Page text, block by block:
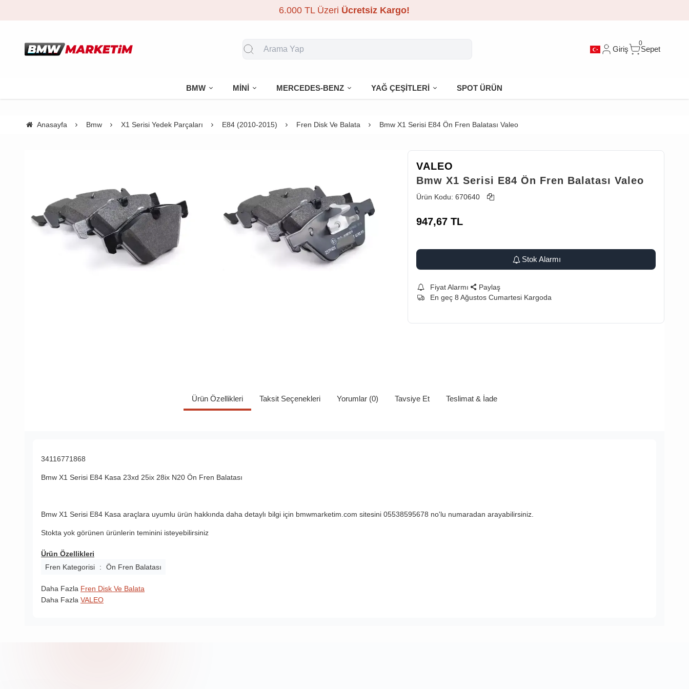
6.000 TL Üzeri Ücretsiz Kargo!
Giriş
0
Sepet
BMW MİNİ MERCEDES-BENZ YAĞ ÇEŞİTLERİ SPOT ÜRÜN
Anasayfa Bmw X1 Serisi Yedek Parçaları E84 (2010-2015) Fren Disk Ve Balata Bmw X1 Serisi E84 Ön Fren Balatası Valeo
VALEO
Bmw X1 Serisi E84 Ön Fren Balatası Valeo
Ürün Kodu: 670640
947,67 TL
Stok Alarmı
Fiyat Alarmı
Paylaş
En geç 8 Ağustos Cumartesi Kargoda
Ürün Özellikleri Taksit Seçenekleri Yorumlar (0) Tavsiye Et Teslimat & İade
34116771868
Bmw X1 Serisi E84 Kasa 23xd 25ix 28ix N20 Ön Fren Balatası
Bmw X1 Serisi E84 Kasa araçlara uyumlu ürün hakkında daha detaylı bilgi için bmwmarketim.com sitesini 05538595678 no'lu numaradan arayabilirsiniz.
Stokta yok görünen ürünlerin teminini isteyebilirsiniz
Ürün Özellikleri
Fren Kategorisi
: Ön Fren Balatası
Daha Fazla Fren Disk Ve Balata
Daha Fazla VALEO